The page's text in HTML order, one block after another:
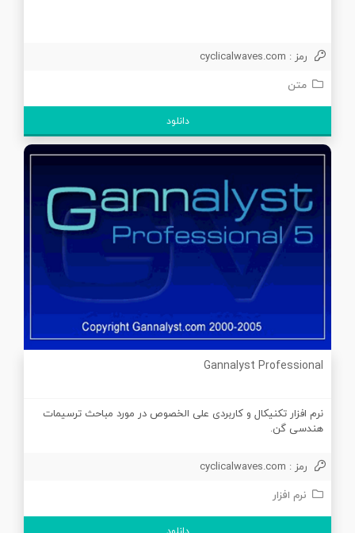
رمز : cyclicalwaves.com
متن
دانلود
Gannalyst Professional
نرم افزار تکنیکال و کاربردی علی الخصوص در مورد مباحث ترسیمات
هندسی گن.
رمز : cyclicalwaves.com
نرم افزار